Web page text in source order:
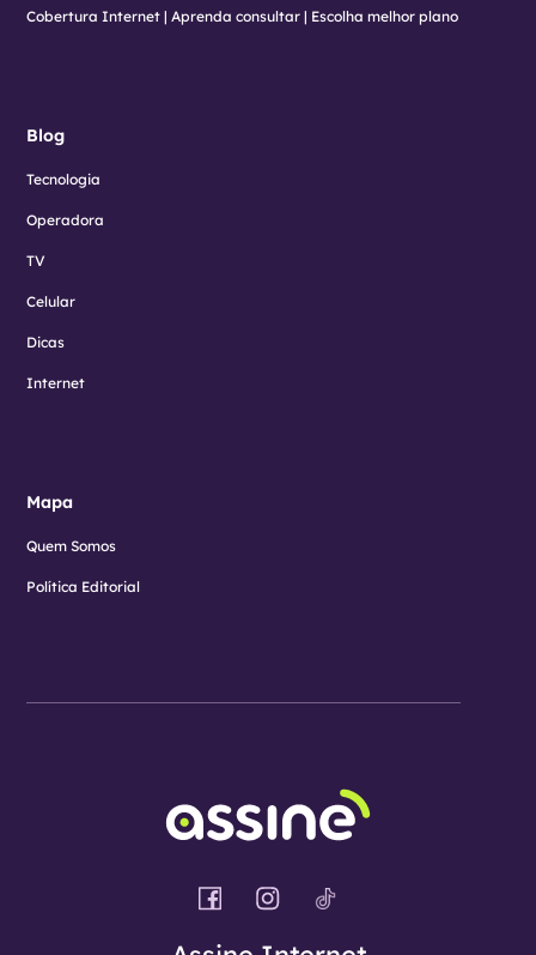
Cobertura Internet | Aprenda consultar | Escolha melhor plano
Blog
Tecnologia
Operadora
TV
Celular
Dicas
Internet
Mapa
Quem Somos
Política Editorial